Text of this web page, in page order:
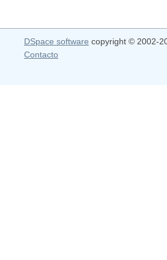
DSpace software copyright © 2002-
Contacto